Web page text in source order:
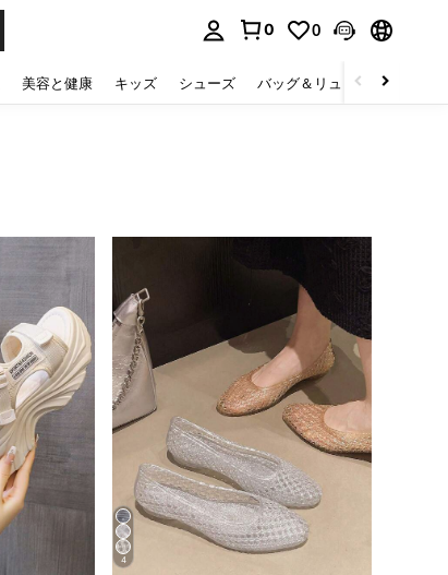
0 0
美容と健康 キッズ シューズ バッグ＆リュック
4